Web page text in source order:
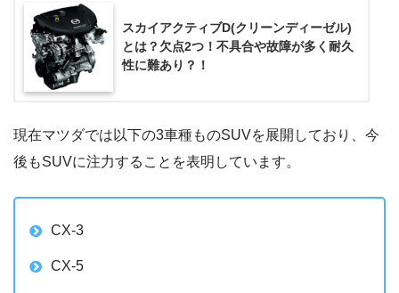
スカイアクティブD(クリーンディーゼル)
とは？欠点2つ！不具合や故障が多く耐久
性に難あり？！
現在マツダでは以下の3車種ものSUVを展開しており、今
後もSUVに注力することを表明しています。
CX-3
CX-5